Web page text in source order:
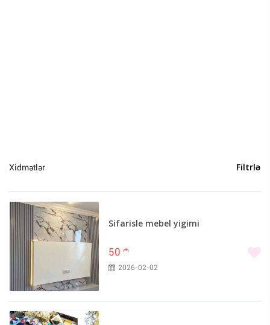
Tərcümə (7)
Tibbi masaj (4)
Uşaq baxıcısı (2)
Baxıcı (2)
Video çəkiliş və fotosessiya (2)
Bakı (1327)
Sumqayıt (2)
Ağsu (1)
Xidmətlər Filtrlə
Sifarisle mebel yigimi
50 m
2026-02-02